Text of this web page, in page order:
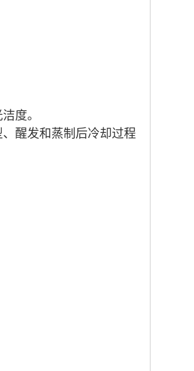
度。
醒发和蒸制后冷却过程